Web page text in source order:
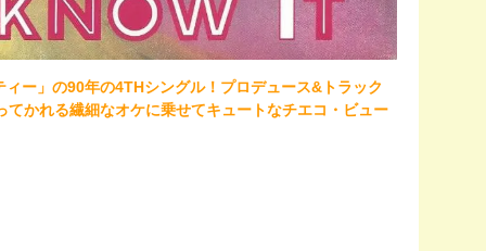
ー」の90年の4THシングル！プロデュース&トラック
かれる繊細なオケに乗せてキュートなチエコ・ビュー